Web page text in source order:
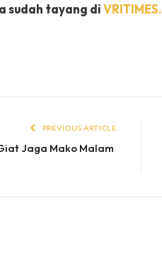
sudah tayang diVRITIMES.
PREVIOUS ARTICLE
Jaga Mako Malam